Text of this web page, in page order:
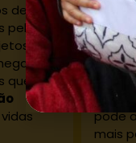
de
pelo
e
que
A LBV
que
em
chave
pode
mais